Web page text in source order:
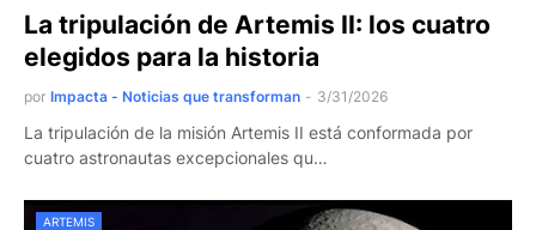
La tripulación de Artemis II: los cuatro
elegidos para la historia
por Impacta - Noticias que transforman - 3/31/2026
La tripulación de la misión Artemis II está conformada por
cuatro astronautas excepcionales qu…
ARTEMIS